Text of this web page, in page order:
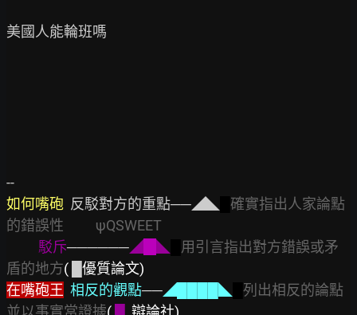
美國人能輪班嗎
如何嘴砲
  反駁對方的重點──◢◣
確實指出人家論點
的錯誤性
ψQSWEET
駁斥──────◢ ◣
用引言指出對方錯誤或矛
盾的地方(
優質論文)
在嘴砲王 相反的觀點──◢████◣
列出相反的論點
並以事實當證據( 辯論社)